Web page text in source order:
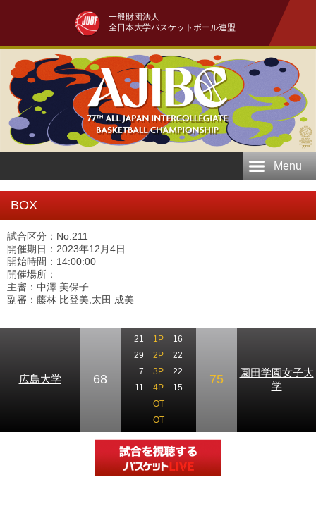
一般財団法人
全日本大学バスケットボール連盟
Menu
BOX
試合区分：No.211
開催期日：2023年12月4日
開始時間：14:00:00
開催場所：
主審：中澤 美保子
副審：藤林 比登美,太田 成美
広島大学 68
21 1P
16
29
2P
22
7
3P
22
11
4P
15
OT
OT
75
園田学園女子大
学